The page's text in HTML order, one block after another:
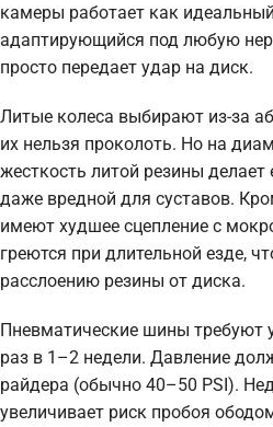
камеры работает как
адаптирующийся под любую
просто передает удар на диск.
Литые колеса выбирают из-за
их нельзя проколоть. Но на
жесткость литой резины
даже вредной для суставов.
имеют худшее сцепление с
греются при длительной езде,
расслоению резины от диска.
Пневматические шины требуют
раз в 1–2 недели. Давление
райдера (обычно 40–50 PSI).
увеличивает риск пробоя